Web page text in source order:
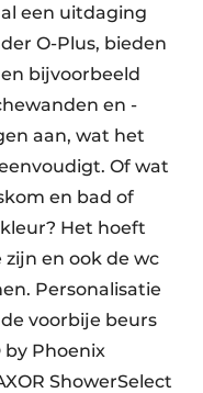
een uitdaging
O-Plus, bieden
bijvoorbeeld
en -
aan, wat het
Of wat
en bad of
Het hoeft
en ook de wc
Personalisatie
voorbije beurs
by Phoenix
ShowerSelect